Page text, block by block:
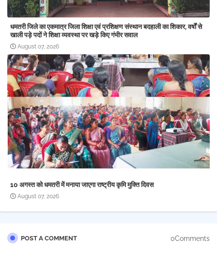
धमतरी जिले का एकमात्र जिला शिक्षा एवं प्रशिक्षण संस्थान बदहाली का शिकार, वर्षों से
खाली पड़े पदों ने शिक्षा व्यवस्था पर खड़े किए गंभीर सवाल
August 07, 2026
10 अगस्त को धमतरी में मनाया जाएगा राष्ट्रीय कृमि मुक्ति दिवस
August 07, 2026
POST A COMMENT 0Comments